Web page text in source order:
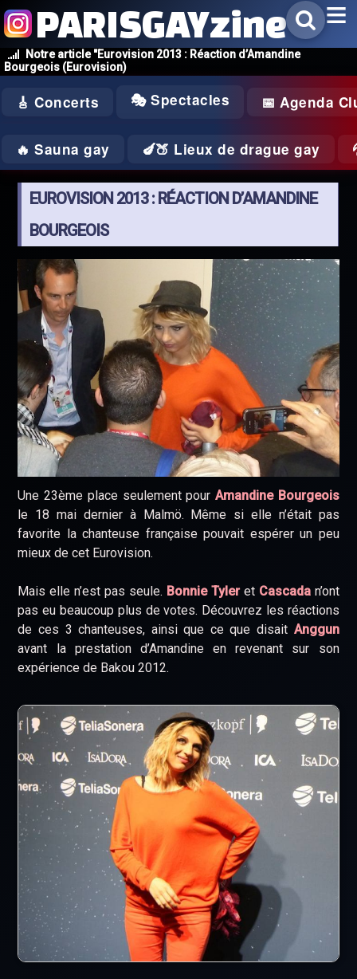
Notre article "Eurovision 2013 : Réaction d’Amandine
Bourgeois (Eurovision)
PARISGAYzine
🎸 Concerts 🎭 Spectacles 📅 Agenda
🔥 Sauna gay 🍆🍑 Lieux de drague gay
EUROVISION 2013 : RÉACTION D’AMANDINE
BOURGEOIS
Une 23ème place seulement pour Amandine Bourgeois
le 18 mai dernier à Malmö. Même si elle n’était pas
favorite la chanteuse française pouvait espérer un peu
mieux de cet Eurovision.
Mais elle n’est pas seule. Bonnie Tyleret Cascadan’ont
pas eu beaucoup plus de votes. Découvrez les réactions
de ces 3 chanteuses, ainsi que ce que disait Anggun
avant la prestation d’Amandine en revenant sur son
expérience de Bakou 2012.